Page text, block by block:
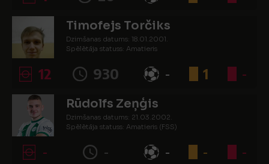
Timofejs Torčiks
Dzimšanas datums: 18.01.2001.
Spēlētāja statuss: Amatieris
12 930 - 1 -
Rūdolfs Zeņģis
Dzimšanas datums: 21.03.2002.
Spēlētāja statuss: Amatieris (FSS)
- - - - -